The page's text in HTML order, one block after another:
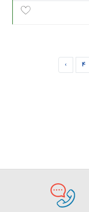
4
›